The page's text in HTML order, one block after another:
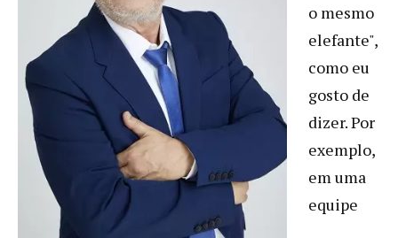
o mesmo
elefante",
como eu
gosto de
dizer. Por
exemplo,
em uma
equipe